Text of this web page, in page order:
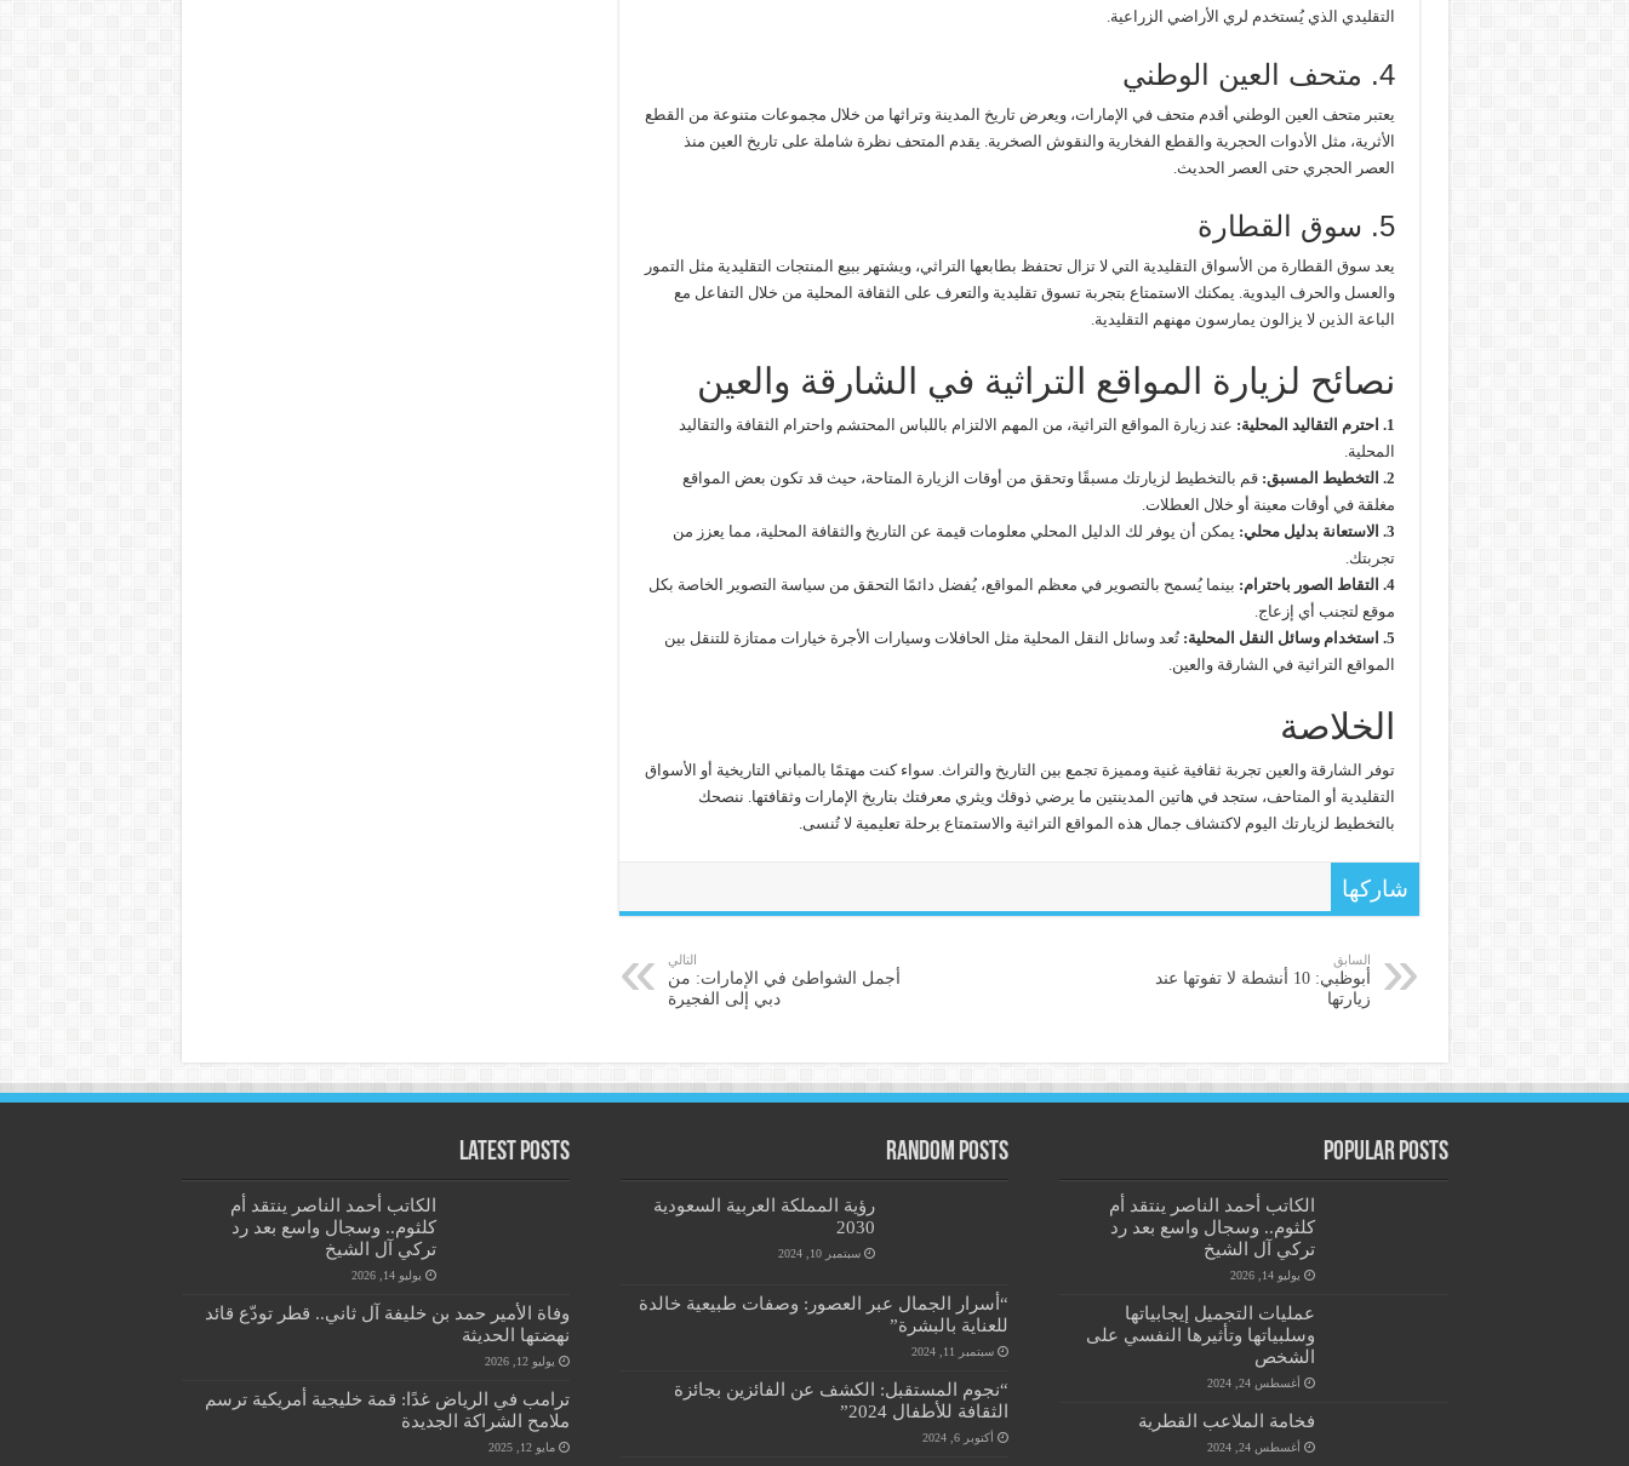
التقليدي الذي يُستخدم لري الأراضي الزراعية.
4. متحف العين الوطني
يعتبر متحف العين الوطني أقدم متحف في الإمارات، ويعرض تاريخ المدينة وتراثها من خلال مجموعات متنوعة من القطع
الأثرية، مثل الأدوات الحجرية والقطع الفخارية والنقوش الصخرية. يقدم المتحف نظرة شاملة على تاريخ العين منذ
العصر الحجري حتى العصر الحديث.
5. سوق القطارة
يعد سوق القطارة من الأسواق التقليدية التي لا تزال تحتفظ بطابعها التراثي، ويشتهر ببيع المنتجات التقليدية مثل التمور
والعسل والحرف اليدوية. يمكنك الاستمتاع بتجربة تسوق تقليدية والتعرف على الثقافة المحلية من خلال التفاعل مع
الباعة الذين لا يزالون يمارسون مهنهم التقليدية.
نصائح لزيارة المواقع التراثية في الشارقة والعين
1. احترم التقاليد المحلية:
عند زيارة المواقع التراثية، من المهم الالتزام باللباس المحتشم واحترام الثقافة والتقاليد
المحلية.
2. التخطيط المسبق:
قم بالتخطيط لزيارتك مسبقًا وتحقق من أوقات الزيارة المتاحة، حيث قد تكون بعض المواقع
مغلقة في أوقات معينة أو خلال العطلات.
3. الاستعانة بدليل محلي:
يمكن أن يوفر لك الدليل المحلي معلومات قيمة عن التاريخ والثقافة المحلية، مما يعزز من
تجربتك.
4. التقاط الصور باحترام:
بينما يُسمح بالتصوير في معظم المواقع، يُفضل دائمًا التحقق من سياسة التصوير الخاصة بكل
موقع لتجنب أي إزعاج.
5. استخدام وسائل النقل المحلية:
تُعد وسائل النقل المحلية مثل الحافلات وسيارات الأجرة خيارات ممتازة للتنقل بين
المواقع التراثية في الشارقة والعين.
الخلاصة
توفر الشارقة والعين تجربة ثقافية غنية ومميزة تجمع بين التاريخ والتراث. سواء كنت مهتمًا بالمباني التاريخية أو الأسواق
التقليدية أو المتاحف، ستجد في هاتين المدينتين ما يرضي ذوقك ويثري معرفتك بتاريخ الإمارات وثقافتها. ننصحك
بالتخطيط لزيارتك اليوم لاكتشاف جمال هذه المواقع التراثية والاستمتاع برحلة تعليمية لا تُنسى.
شاركها
السابق
أبوظبي: 10 أنشطة لا تفوتها عند
زيارتها
التالي
أجمل الشواطئ في الإمارات: من
دبي إلى الفجيرة
Popular Posts
الكاتب أحمد الناصر ينتقد أم
كلثوم.. وسجال واسع بعد رد
تركي آل الشيخ
يوليو 14, 2026
عمليات التجميل إيجابياتها
وسلبياتها وتأثيرها النفسي على
الشخص
أغسطس 24, 2024
فخامة الملاعب القطرية
أغسطس 24, 2024
Random Posts
رؤية المملكة العربية السعودية
2030
سبتمبر 10, 2024
“أسرار الجمال عبر العصور: وصفات طبيعية خالدة
للعناية بالبشرة”
سبتمبر 11, 2024
“نجوم المستقبل: الكشف عن الفائزين بجائزة
الثقافة للأطفال 2024”
أكتوبر 6, 2024
Latest Posts
الكاتب أحمد الناصر ينتقد أم
كلثوم.. وسجال واسع بعد رد
تركي آل الشيخ
يوليو 14, 2026
وفاة الأمير حمد بن خليفة آل ثاني.. قطر تودّع قائد
نهضتها الحديثة
يوليو 12, 2026
ترامب في الرياض غدًا: قمة خليجية أمريكية ترسم
ملامح الشراكة الجديدة
مايو 12, 2025